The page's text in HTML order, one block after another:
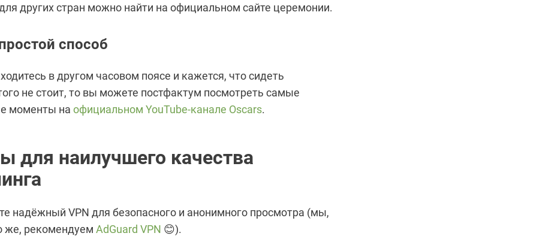
других стран можно найти на официальном сайте церемонии.
способ
в другом часовом поясе и кажется, что сидеть
не стоит, то вы можете постфактум посмотреть самые
моменты на официальном YouTube-канале Oscars.
для наилучшего качества
надёжный VPN для безопасного и анонимного просмотра (мы,
же, рекомендуем AdGuard VPN 😊).